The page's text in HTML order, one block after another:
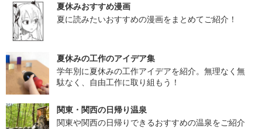
夏休みおすすめ漫画
夏に読みたいおすすめの漫画をまとめてご紹介！
夏休みの工作のアイデア集
学年別に夏休みの工作アイデアを紹介。無理なく無
駄なく、自由工作に取り組もう！
関東・関西の日帰り温泉
関東や関西の日帰りできるおすすめの温泉をご紹介